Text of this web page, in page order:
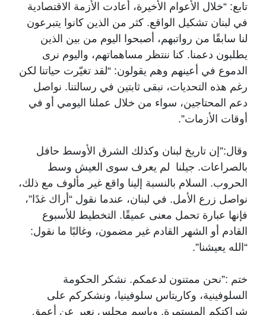
تابع: “خلال الأعوام الأخيرة، أعادت الأزمة الاقتصادية
في لبنان تشكيل الواقع. كثر من الذين كانوا يتبرعون
لنا سابقًا من رواتبهم، أصبحوا اليوم من بين الذين
يطلبون دعمنا. كنا ننتظر مساهماتهم، واليوم نرى
الدموع في أعينهم وهم يقولون: “لقد تغيّرت حياتنا لكن
رغم هذه التحديات، نبقى ثابتين في رسالتنا. نواصل
دعم المحتاجين، سواء من خلال عملنا اليومي أو في
أوقات الأزمات”.
وقال:”إن تاريخ لبنان وكذلك الشرق الأوسط حافل
بالصراعات. جيلنا لم يعرف سوى العيش وسط
الحروب. السلام بالنسبة إلينا واقع غير مألوف مع ذلك،
نواصل زرع الأمل. في لبنان، عندما نقول “أراك غدًا”،
فإنها عبارة تحمل معنى عميقًا. التخطيط للأسبوع
القادم أو الشهر القادم غير مضمون، وغالبًا ما نقول:
“الله يعيشنا”.
ختم :”نحن ممتنون لدعمكم. نشكر الحكومة
السلوفينية، وكاريتاس سلوفينيا، ونشكركم على
شراكتكم المستمرة. وباسم مجلس نعبر عن أعمق